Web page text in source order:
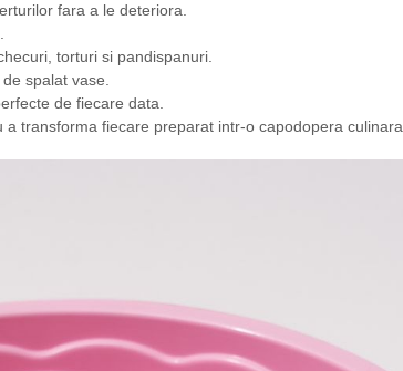
fara a le deteriora.
torturi si pandispanuri.
spalat vase.
de fiecare data.
transforma fiecare preparat intr-o capodopera culinara.